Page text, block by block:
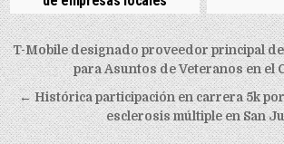
Post navigation
T-Mobile designado proveedor principal
para Asuntos de Veteranos en el
← Histórica participación en carrera 5k
esclerosis múltiple en San